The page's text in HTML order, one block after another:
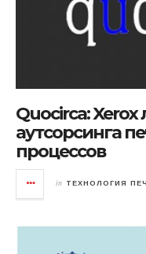
Quocirca:
аутсорсинга
процессов
in ТЕХНОЛОГИЯ